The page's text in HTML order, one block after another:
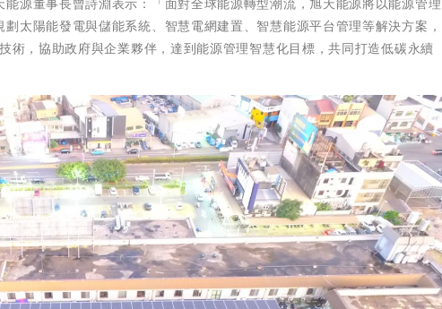
太陽能發電與儲能系統、智慧電網建置、智慧能源平台管理等解決方案，
，協助政府與企業夥伴，達到能源管理智慧化目標，共同打造低碳永續